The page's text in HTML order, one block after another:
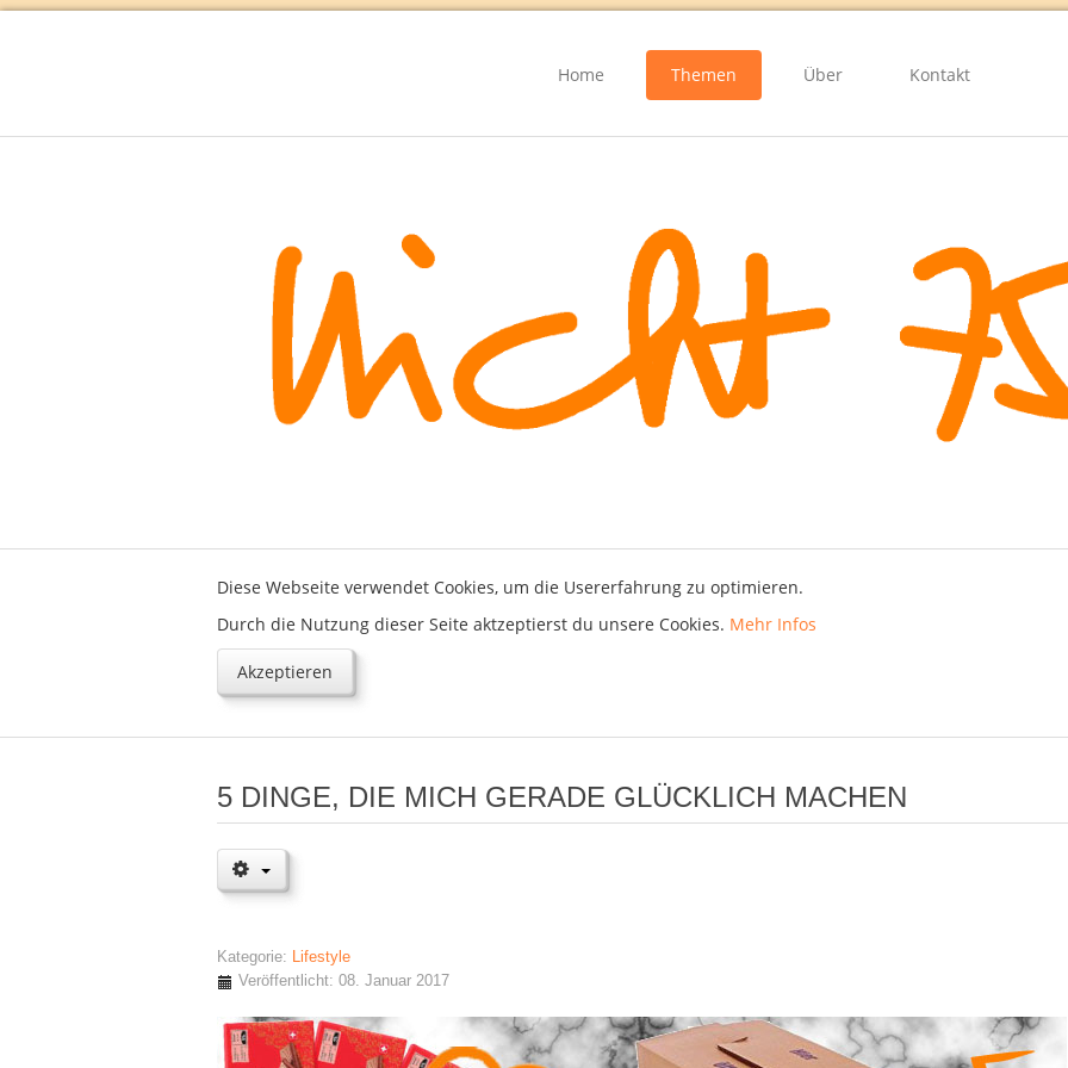
Home Themen Über Kontakt
Diese Webseite verwendet Cookies, um die Usererfahrung zu optimieren.
Durch die Nutzung dieser Seite aktzeptierst du unsere Cookies. Mehr Infos
Akzeptieren
5 DINGE, DIE MICH GERADE GLÜCKLICH MACHEN
Kategorie: Lifestyle
Veröffentlicht: 08. Januar 2017